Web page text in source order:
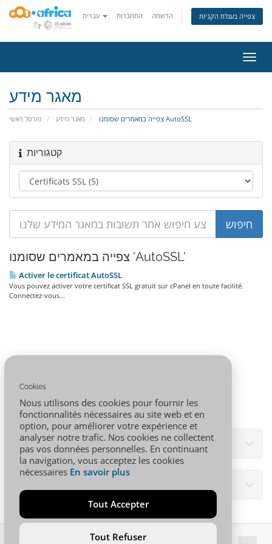
התחברות הרשמה צפייה בעגלת הקניות
ניווט
מאגר מידע
פורטל ראשי מאגר מידע צפייה במאמרים שסומנו AutoSSL
קטגוריות
צפייה במאמרים שסומנו 'AutoSSL'
Activer le certificat AutoSSL
Vous pouvez activer votre certificat SSL gratuit sur cPanel en toute facilité.
Connectez-vous...
ענן תגיות
Cookies
Nous utilisons des cookies pour fournir les
fonctionnalités nécessaires au site web et en
option, pour améliorer votre expérience et
analyser notre trafic. Nos cookies ne collectent
pas vos données personnelles. En continuant
la navigation, vous acceptez les cookies
nécessaires En savoir plus
Tout Accepter
Tout Refuser